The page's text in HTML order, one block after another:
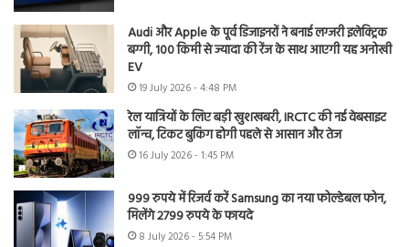
Audi और Apple के पूर्व डिजाइनरों ने बनाई लग्जरी इलेक्ट्रिक
बग्गी, 100 किमी से ज्यादा की रेंज के साथ आएगी यह अनोखी
EV
19 July 2026 - 4:48 PM
रेल यात्रियों के लिए बड़ी खुशखबरी, IRCTC की नई वेबसाइट
लॉन्च, टिकट बुकिंग होगी पहले से आसान और तेज
16 July 2026 - 1:45 PM
999 रुपये में रिजर्व करें Samsung का नया फोल्डेबल फोन,
मिलेंगे 2799 रुपये के फायदे
8 July 2026 - 5:54 PM